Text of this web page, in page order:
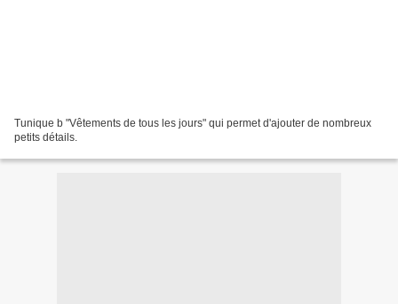
Tunique b "Vêtements de tous les jours" qui permet d'ajouter de nombreux
petits détails.